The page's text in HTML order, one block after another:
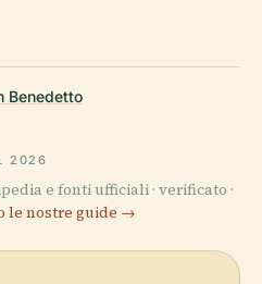
Benedetto
2026
e fonti ufficiali · verificato ·
le nostre guide →